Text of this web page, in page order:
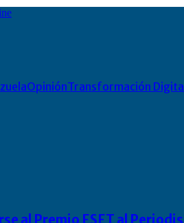
OpiniónTransformación Digital
al Premio ESET al